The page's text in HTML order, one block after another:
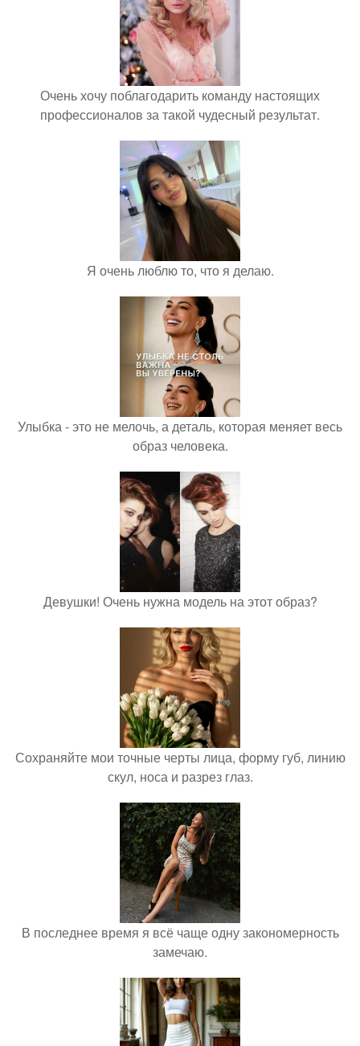
Очень хочу поблагодарить команду настоящих
профессионалов за такой чудесный результат.
Я очень люблю то, что я делаю.
Улыбка - это не мелочь, а деталь, которая меняет весь
образ человека.
Девушки! Очень нужна модель на этот образ?
Сохраняйте мои точные черты лица, форму губ, линию
скул, носа и разрез глаз.
В последнее время я всё чаще одну закономерность
замечаю.